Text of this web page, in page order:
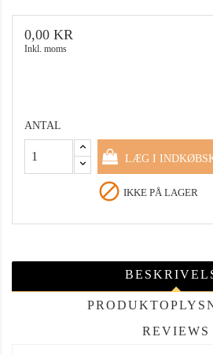
0,00 KR
Inkl. moms
ANTAL
LÆG I
 IKKE PÅ LAGER
REVIEWS